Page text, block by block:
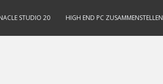
STUDIO 20 HIGH END PC ZUSAMMENSTELLEN